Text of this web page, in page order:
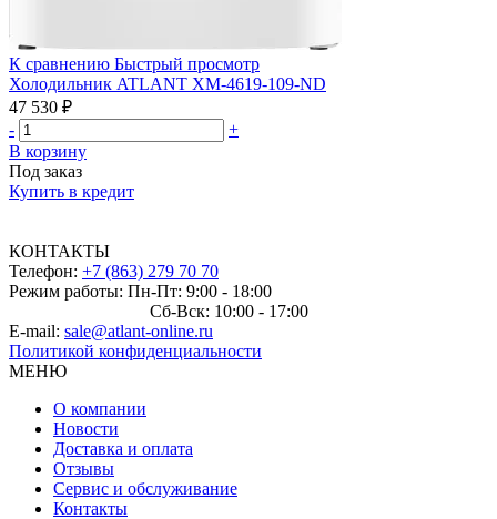
К сравнению Быстрый просмотр
Холодильник ATLANT ХМ-4619-109-ND
47 530 ₽
-
+
В корзину
Под заказ
Купить в кредит
КОНТАКТЫ
Телефон: +7 (863) 279 70 70
Режим работы: Пн-Пт: 9:00 - 18:00
Сб-Вск: 10:00 - 17:00
E-mail: sale@atlant-online.ru
Политикой конфиденциальности
МЕНЮ
О компании
Новости
Доставка и оплата
Отзывы
Сервис и обслуживание
Контакты